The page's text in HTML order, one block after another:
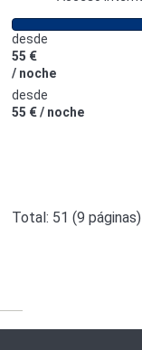
desde
55 €
/ noche
desde
55 €/ noche
Total: 51 (9 páginas)